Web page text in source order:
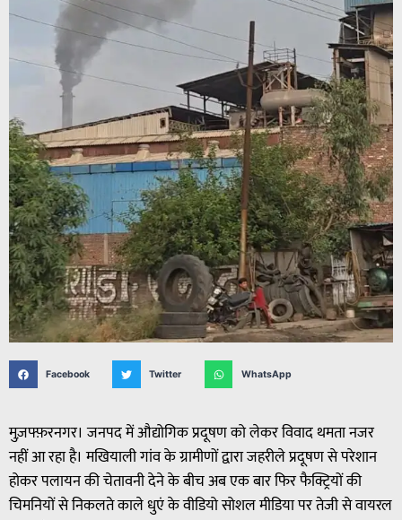
Facebook Twitter WhatsApp
मुज़फ्फ़रनगर। जनपद में औद्योगिक प्रदूषण को लेकर विवाद थमता नजर
नहीं आ रहा है। मखियाली गांव के ग्रामीणों द्वारा जहरीले प्रदूषण से परेशान
होकर पलायन की चेतावनी देने के बीच अब एक बार फिर फैक्ट्रियों की
चिमनियों से निकलते काले धुएं के वीडियो सोशल मीडिया पर तेजी से वायरल